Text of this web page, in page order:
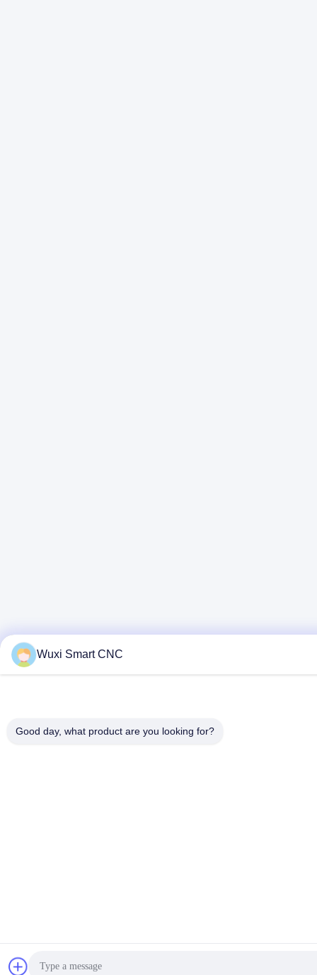
Wuxi Smart CNC
Good day, what product are you looking for?